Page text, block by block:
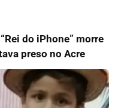
do iPhone” morre
preso no Acre